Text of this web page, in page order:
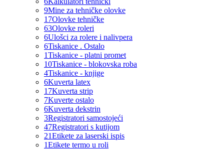
9Mine za tehničke olovke
17Olovke tehničke
63Olovke roleri
6Ulošci za rolere i nalivpera
6Tiskanice . Ostalo
1Tiskanice - platni promet
10Tiskanice - blokovska roba
4Tiskanice - knjige
6Kuverta latex
17Kuverta strip
7Kuverte ostalo
6Kuverta dekstrin
3Registratori samostojeći
47Registratori s kutijom
21Etikete za laserski ispis
1Etikete termo u roli